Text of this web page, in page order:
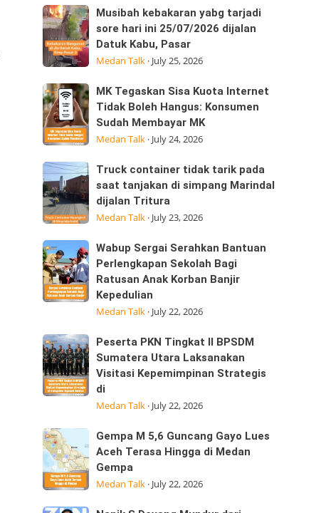
dan
Moto
GP
Edition
hadir
Musibah
kebakaran
yabg
tarjadi
sore
hari
ini
25/07/2026
dijalan
Datuk
Kabu,
Pasar
Musibah kebakaran yabg tarjadi
sore hari ini 25/07/2026 dijalan
Datuk Kabu, Pasar
Medan Talk· July 25, 2026
MK
Tegaskan
Sisa
Kuota
Internet
Tidak
Boleh
Hangus:
Konsumen
Sudah
Membayar
MK
MK Tegaskan Sisa Kuota Internet
Tidak Boleh Hangus: Konsumen
Sudah Membayar MK
Medan Talk· July 24, 2026
Truck
container
tidak
tarik
pada
saat
tanjakan
di
simpang
dijalan
Tritura
Truck container tidak tarik pada
saat tanjakan di simpang Marindal
dijalan Tritura
Medan Talk· July 23, 2026
Wabup
Sergai
Serahkan
Bantuan
Perlengkapan
Sekolah
Bagi
Ratusan
Anak
Kepedulian
Wabup Sergai Serahkan Bantuan
Perlengkapan Sekolah Bagi
Ratusan Anak Korban Banjir
Kepedulian
Medan Talk· July 22, 2026
Peserta
PKN
Tingkat
II
Sumatera
Utara
Laksanakan
Visitasi
Peserta PKN Tingkat II BPSDM
Sumatera Utara Laksanakan
Visitasi Kepemimpinan Strategis
di
Medan Talk· July 22, 2026
Gempa
M
5,6
Guncang
Gayo
Gempa M 5,6 Guncang Gayo Lues
Aceh Terasa Hingga di Medan
Gempa
Medan Talk· July 22, 2026